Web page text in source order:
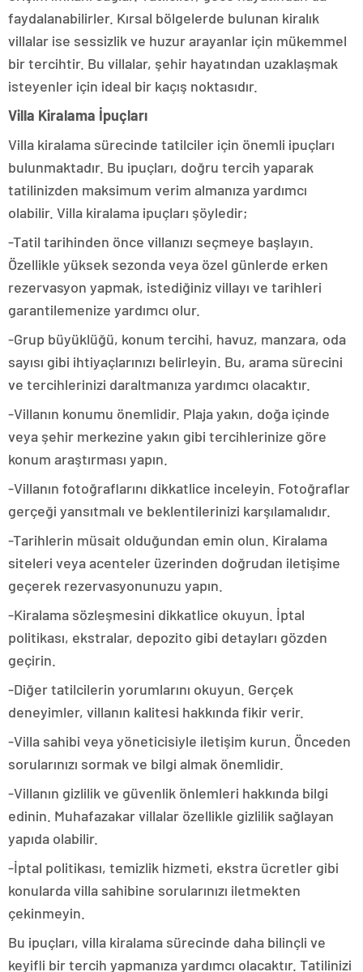
faydalanabilirler. Kırsal bölgelerde bulunan kiralık
villalar ise sessizlik ve huzur arayanlar için mükemmel
bir tercihtir. Bu villalar, şehir hayatından uzaklaşmak
isteyenler için ideal bir kaçış noktasıdır.
Villa Kiralama İpuçları
Villa kiralama sürecinde tatilciler için önemli ipuçları
bulunmaktadır. Bu ipuçları, doğru tercih yaparak
tatilinizden maksimum verim almanıza yardımcı
olabilir. Villa kiralama ipuçları şöyledir;
-Tatil tarihinden önce villanızı seçmeye başlayın.
Özellikle yüksek sezonda veya özel günlerde erken
rezervasyon yapmak, istediğiniz villayı ve tarihleri
garantilemenize yardımcı olur.
-Grup büyüklüğü, konum tercihi, havuz, manzara, oda
sayısı gibi ihtiyaçlarınızı belirleyin. Bu, arama sürecini
ve tercihlerinizi daraltmanıza yardımcı olacaktır.
-Villanın konumu önemlidir. Plaja yakın, doğa içinde
veya şehir merkezine yakın gibi tercihlerinize göre
konum araştırması yapın.
-Villanın fotoğraflarını dikkatlice inceleyin. Fotoğraflar
gerçeği yansıtmalı ve beklentilerinizi karşılamalıdır.
-Tarihlerin müsait olduğundan emin olun. Kiralama
siteleri veya acenteler üzerinden doğrudan iletişime
geçerek rezervasyonunuzu yapın.
-Kiralama sözleşmesini dikkatlice okuyun. İptal
politikası, ekstralar, depozito gibi detayları gözden
geçirin.
-Diğer tatilcilerin yorumlarını okuyun. Gerçek
deneyimler, villanın kalitesi hakkında fikir verir.
-Villa sahibi veya yöneticisiyle iletişim kurun. Önceden
sorularınızı sormak ve bilgi almak önemlidir.
-Villanın gizlilik ve güvenlik önlemleri hakkında bilgi
edinin. Muhafazakar villalar özellikle gizlilik sağlayan
yapıda olabilir.
-İptal politikası, temizlik hizmeti, ekstra ücretler gibi
konularda villa sahibine sorularınızı iletmekten
çekinmeyin.
Bu ipuçları, villa kiralama sürecinde daha bilinçli ve
keyifli bir tercih yapmanıza yardımcı olacaktır. Tatilinizi